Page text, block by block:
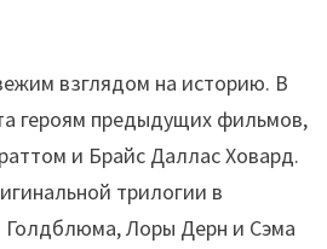
взглядом на историю. В
героям предыдущих фильмов,
и Брайс Даллас Ховард.
трилогии в
Лоры Дерн и Сэма